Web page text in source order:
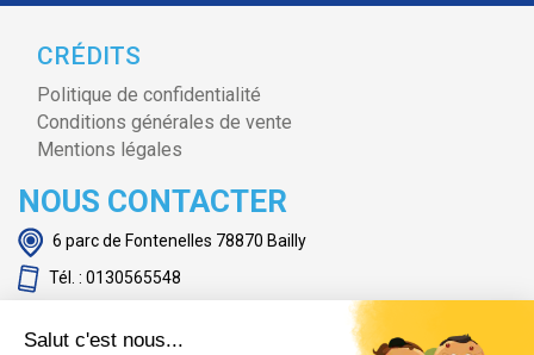
CRÉDITS
Politique de confidentialité
Conditions générales de vente
Mentions légales
NOUS CONTACTER
6 parc de Fontenelles 78870 Bailly
Tél. : 0130565548
www.hirschfeld-chr.fr
Salut c'est nous...